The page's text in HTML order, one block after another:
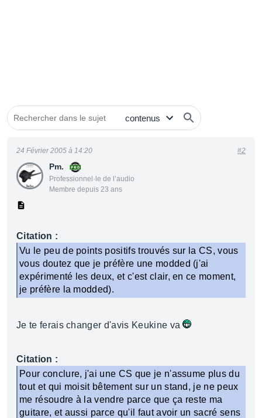
Pm.
Professionnel·le de l’audio
Membre depuis 23 ans
24 Février 2005 à 14:20 #2
Citation :
Vu le peu de points positifs trouvés sur la CS, vous
vous doutez que je préfère une modded (j'ai
expérimenté les deux, et c'est clair, en ce moment,
je préfère la modded).
Je te ferais changer d'avis Keukine va
Citation :
Pour conclure, j'ai une CS que je n'assume plus du
tout et qui moisit bêtement sur un stand, je ne peux
me résoudre à la vendre parce que ça reste ma
guitare, et aussi parce qu'il faut avoir un sacré sens